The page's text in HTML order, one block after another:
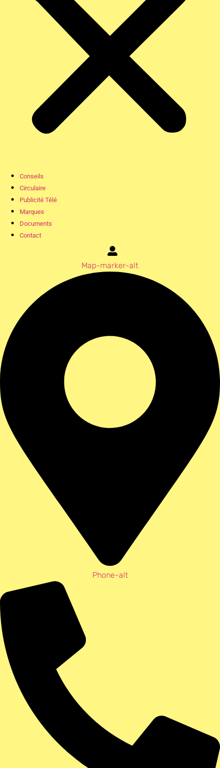
Conseils
Circulaire
Publicité Télé
Marques
Documents
Contact
Map-marker-alt
Phone-alt